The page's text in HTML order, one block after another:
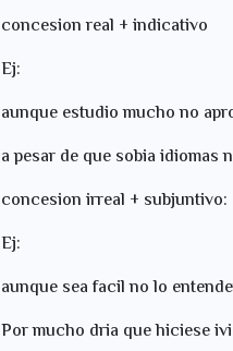
concesion real + indicativo
Ej:
aunque estudio mucho no
a pesar de que sobia idiomas
concesion irreal + subjuntivo:
Ej:
aunque sea facil no lo
Por mucho dria que hiciese